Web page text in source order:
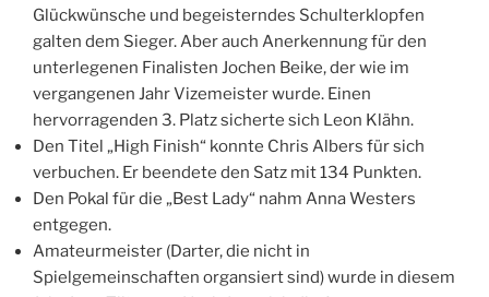
Glückwünsche und begeisterndes Schulterklopfen
galten dem Sieger. Aber auch Anerkennung für den
unterlegenen Finalisten Jochen Beike, der wie im
vergangenen Jahr Vizemeister wurde. Einen
hervorragenden 3. Platz sicherte sich Leon Klähn.
Den Titel „High Finish“ konnte Chris Albers für sich
verbuchen. Er beendete den Satz mit 134 Punkten.
Den Pokal für die „Best Lady“ nahm Anna Westers
entgegen.
Amateurmeister (Darter, die nicht in
Spielgemeinschaften organsiert sind) wurde in diesem